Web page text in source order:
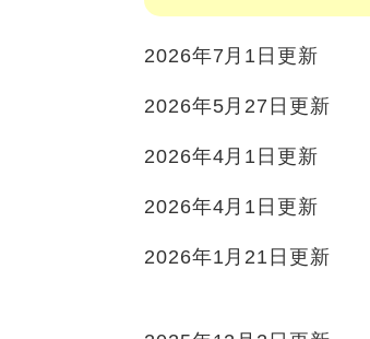
2026年7月1日更新
2026年5月27日更新
2026年4月1日更新
2026年4月1日更新
2026年1月21日更新